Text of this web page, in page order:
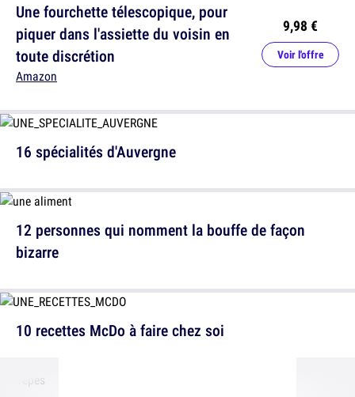
Une fourchette télescopique, pour
piquer dans l'assiette du voisin en
toute discrétion
Amazon
9,98 €
Voir l'offre
12 personnes qui nomment la bouffe de façon
bizarre
16 spécialités d'Auvergne
10 recettes McDo à faire chez soi